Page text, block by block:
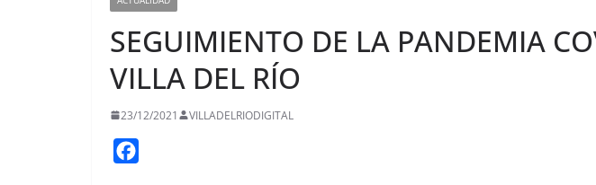
SEGUIMIENTO DE LA PANDEMIA
VILLA DEL RÍO
23/12/2021 VILLADELRIODIGITAL